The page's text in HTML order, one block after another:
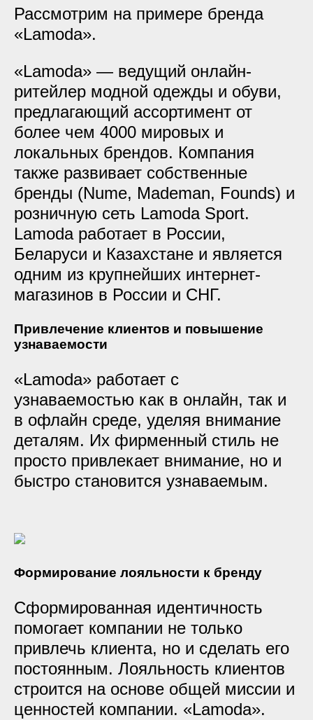
Рассмотрим на примере бренда
«Lamoda».
«Lamoda» — ведущий онлайн-
ритейлер модной одежды и обуви,
предлагающий ассортимент от
более чем 4000 мировых и
локальных брендов. Компания
также развивает собственные
бренды (Nume, Mademan, Founds) и
розничную сеть Lamoda Sport.
Lamoda работает в России,
Беларуси и Казахстане и является
одним из крупнейших интернет-
магазинов в России и СНГ.
Привлечение клиентов и повышение
узнаваемости
«Lamoda» работает с
узнаваемостью как в онлайн, так и
в офлайн среде, уделяя внимание
деталям. Их фирменный стиль не
просто привлекает внимание, но и
быстро становится узнаваемым.
Формирование лояльности к бренду
Сформированная идентичность
помогает компании не только
привлечь клиента, но и сделать его
постоянным. Лояльность клиентов
строится на основе общей миссии и
ценностей компании. «Lamoda».